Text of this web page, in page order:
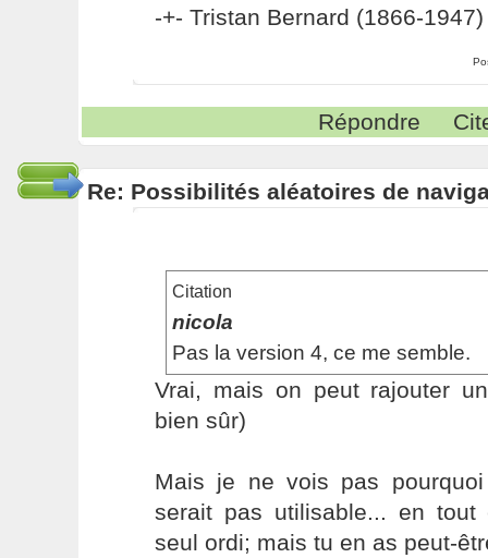
-+- Tristan Bernard (1866-1947)
Répondre
Re: Possibilités aléatoires de
Citation
nicola
Pas la version 4, ce me semble.
Vrai, mais on peut rajouter
bien sûr)
Mais je ne vois pas
serait pas utilisable... en
seul ordi; mais tu en as peut-